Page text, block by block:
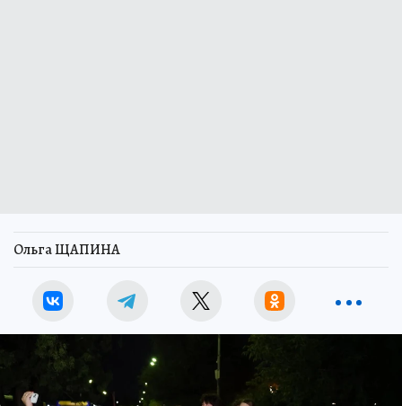
Ольга ЩАПИНА